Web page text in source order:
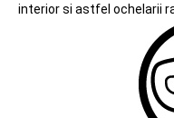
interior si astfel ochelarii